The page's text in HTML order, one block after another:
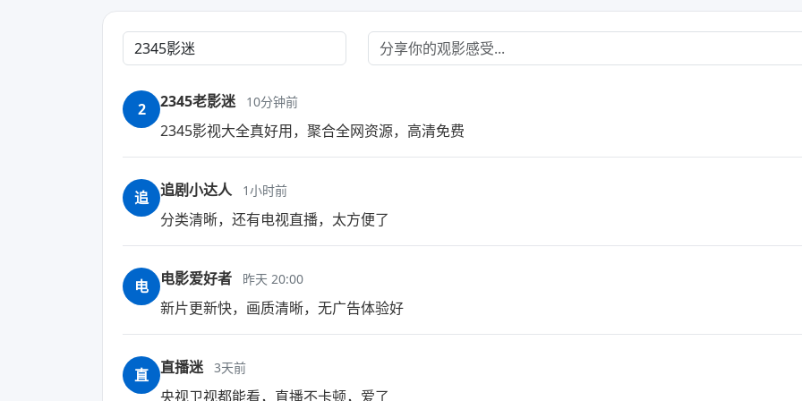
2 2345老影迷 10分钟前
2345影视大全真好用，聚合全网资源，高清免费
追 追剧小达人 1小时前
分类清晰，还有电视直播，太方便了
电 电影爱好者 昨天 20:00
新片更新快，画质清晰，无广告体验好
直 直播迷 3天前
央视卫视都能看，直播不卡顿，爱了